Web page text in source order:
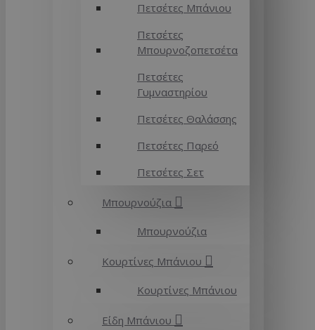
Πετσέτες Μπάνιου
Πετσέτες
Μπουρνοζοπετσέτα
Πετσέτες
Γυμναστηρίου
Πετσέτες Θαλάσσης
Πετσέτες Παρεό
Πετσέτες Σετ
Μπουρνούζια
Μπουρνούζια
Κουρτίνες Μπάνιου
Κουρτίνες Μπάνιου
Είδη Μπάνιου